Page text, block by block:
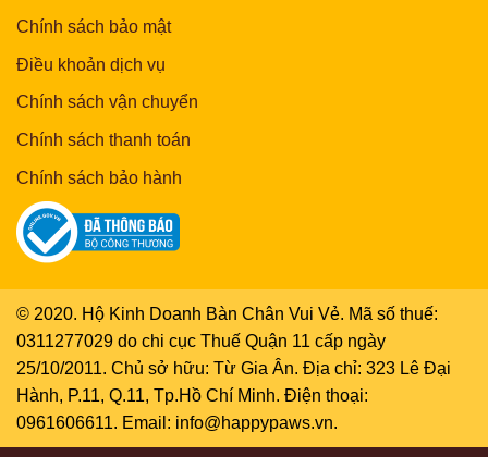
Chính sách bảo mật
Điều khoản dịch vụ
Chính sách vận chuyển
Chính sách thanh toán
Chính sách bảo hành
© 2020. Hộ Kinh Doanh Bàn Chân Vui Vẻ. Mã số thuế:
0311277029 do chi cục Thuế Quận 11 cấp ngày
25/10/2011. Chủ sở hữu: Từ Gia Ân. Địa chỉ: 323 Lê Đại
Hành, P.11, Q.11, Tp.Hồ Chí Minh. Điện thoại:
0961606611. Email: info@happypaws.vn.